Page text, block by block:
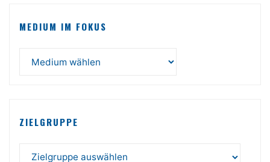
MEDIUM IM FOKUS
ZIELGRUPPE